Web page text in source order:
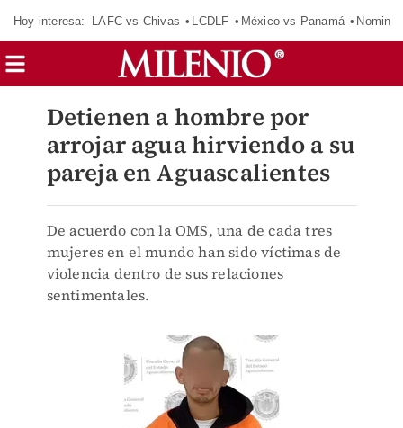
Hoy interesa: LAFC vs Chivas LCDLF México vs Panamá
Detienen a hombre por
arrojar agua hirviendo a su
pareja en Aguascalientes
De acuerdo con la OMS, una de cada tres
mujeres en el mundo han sido víctimas de
violencia dentro de sus relaciones
sentimentales.